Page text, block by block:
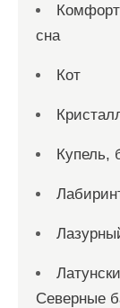
сна
Кот
Купель,
Северные